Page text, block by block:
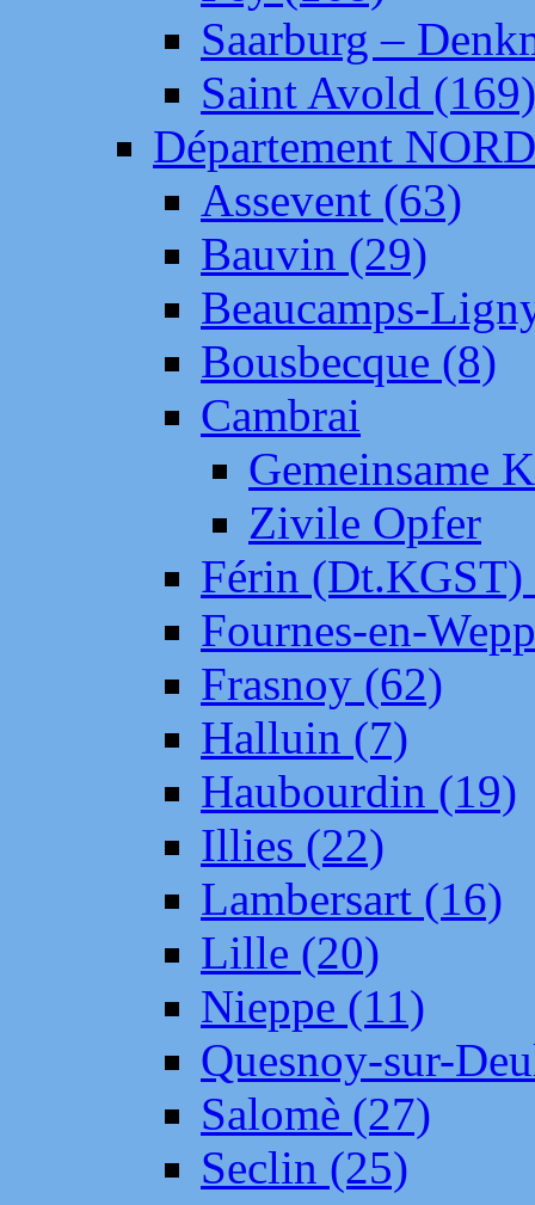
Saarburg –
Saint Avold (169)
Département NORD
Assevent (63)
Bauvin (29)
Beaucamps-
Bousbecque (8)
Cambrai
Gemeinsame
Zivile Opfer
Férin (Dt.KGST)
Fournes-en-
Frasnoy (62)
Halluin (7)
Haubourdin (19)
Illies (22)
Lambersart (16)
Lille (20)
Nieppe (11)
Quesnoy-sur-
Salomè (27)
Seclin (25)